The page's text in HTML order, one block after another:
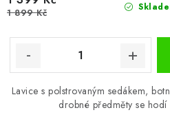
1 899 Kč
Lavice s polstrovaným sedákem,
drobné předměty se